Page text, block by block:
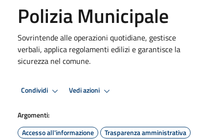
Polizia Municipale
Sovrintende alle operazioni quotidiane, gestisce
verbali, applica regolamenti edilizi e garantisce la
sicurezza nel comune.
Condividi Vedi azioni
Argomenti:
Accesso all'informazione
Trasparenza amministrativa